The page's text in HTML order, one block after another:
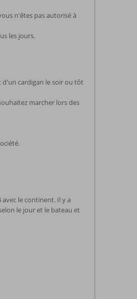
n'êtes pas autorisé à
les jours.
d'un cardigan le soir ou tôt
marcher lors des
le continent. Il y a
le jour et le bateau et